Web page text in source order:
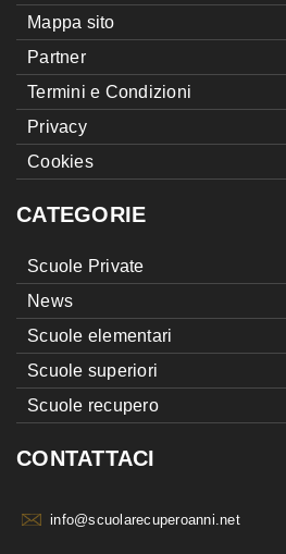
Mappa sito
Partner
Termini e Condizioni
Privacy
Cookies
CATEGORIE
Scuole Private
News
Scuole elementari
Scuole superiori
Scuole recupero
CONTATTACI
info@scuolarecuperoanni.net